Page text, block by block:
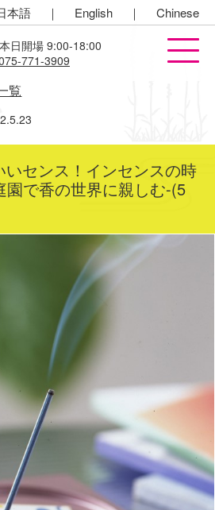
本語 ｜ English ｜ Chinese
本日開場 9:00-18:00
771-3909
覧
センス！インセンスの時
園で香の世界に親しむ-(5